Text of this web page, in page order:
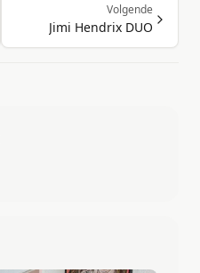
Volgende
Jimi Hendrix DUO